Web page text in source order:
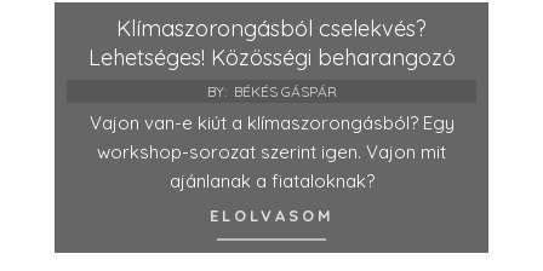
Klímaszorongásból cselekvés?
Lehetséges! Közösségi beharangozó
BY: BÉKÉS GÁSPÁR
Vajon van-e kiút a klímaszorongásból? Egy
workshop-sorozat szerint igen. Vajon mit
ajánlanak a fiataloknak?
ELOLVASOM